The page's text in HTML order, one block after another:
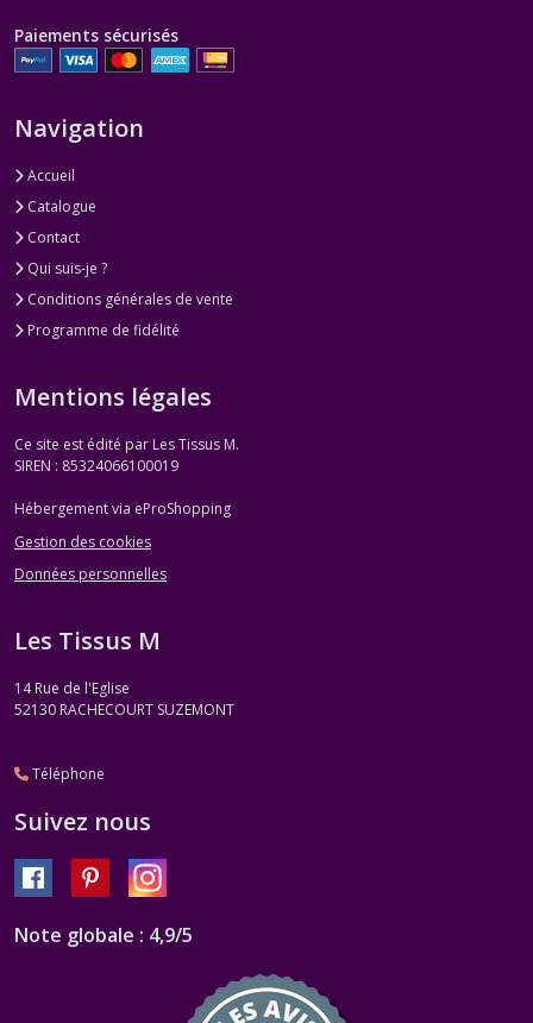
Paiements sécurisés
Navigation
Accueil
Catalogue
Contact
Qui suis-je ?
Conditions générales de vente
Programme de fidélité
Mentions légales
Ce site est édité par Les Tissus M.
SIREN : 85324066100019
Hébergement via eProShopping
Gestion des cookies
Données personnelles
Les Tissus M
14 Rue de l'Eglise
52130 RACHECOURT SUZEMONT
Téléphone
Suivez nous
Note globale : 4,9/5